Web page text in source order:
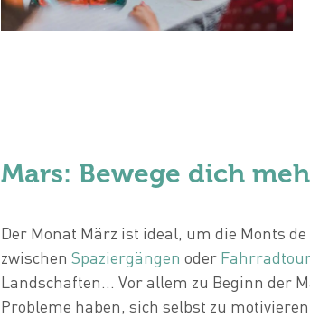
Mars: Bewege dich
Der Monat März ist ideal, um die Monts
zwischen Spaziergängen oder
Landschaften... Vor allem zu Beginn der
Probleme haben, sich selbst zu